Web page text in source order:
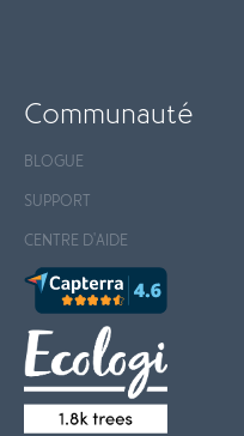
Communauté
BLOGUE
SUPPORT
CENTRE D'AIDE